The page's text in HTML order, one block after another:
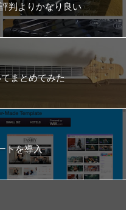
判よりかなり良い
まとめてみた
ートを導入